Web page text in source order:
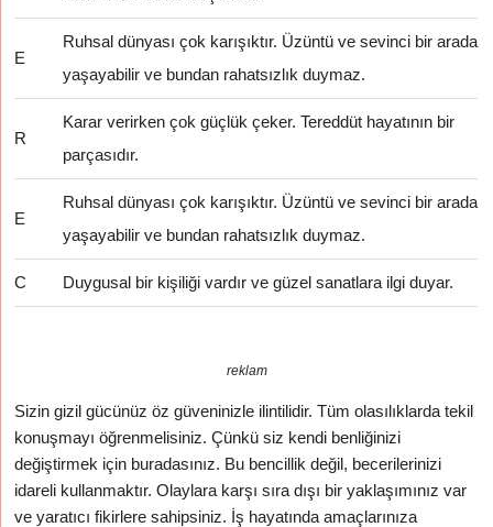
E
Ruhsal dünyası çok karışıktır. Üzüntü ve sevinci bir arada
yaşayabilir ve bundan rahatsızlık duymaz.
R
Karar verirken çok güçlük çeker. Tereddüt hayatının bir
parçasıdır.
E
Ruhsal dünyası çok karışıktır. Üzüntü ve sevinci bir arada
yaşayabilir ve bundan rahatsızlık duymaz.
C Duygusal bir kişiliği vardır ve güzel sanatlara ilgi duyar.
reklam
Sizin gizil gücünüz öz güveninizle ilintilidir. Tüm olasılıklarda tekil
konuşmayı öğrenmelisiniz. Çünkü siz kendi benliğinizi
değiştirmek için buradasınız. Bu bencillik değil, becerilerinizi
idareli kullanmaktır. Olaylara karşı sıra dışı bir yaklaşımınız var
ve yaratıcı fikirlere sahipsiniz. İş hayatında amaçlarınıza